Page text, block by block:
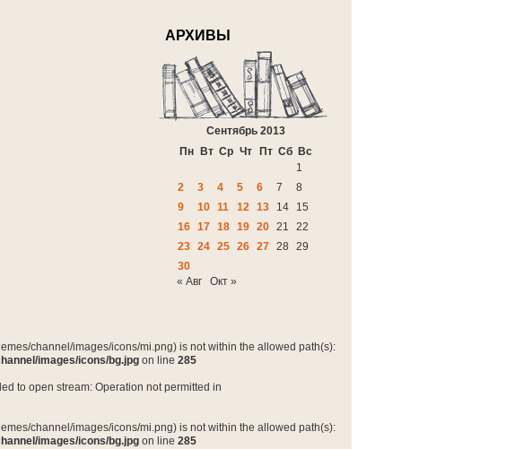
АРХИВЫ
Сентябрь 2013
Пн
Вт Ср Чт Пт Сб Вс
1
2
3 4 5 6 7
8
9
10 11 12 13 14
15
16 17 18 19 20 21
22
23 24 25 26 27 28
29
30
« Авг
Окт »
channel/images/icons/mi.png) is not within the allowed path(s):
images/icons/bg.jpg on line 285
to open stream: Operation not permitted in
channel/images/icons/mi.png) is not within the allowed path(s):
images/icons/bg.jpg on line 285